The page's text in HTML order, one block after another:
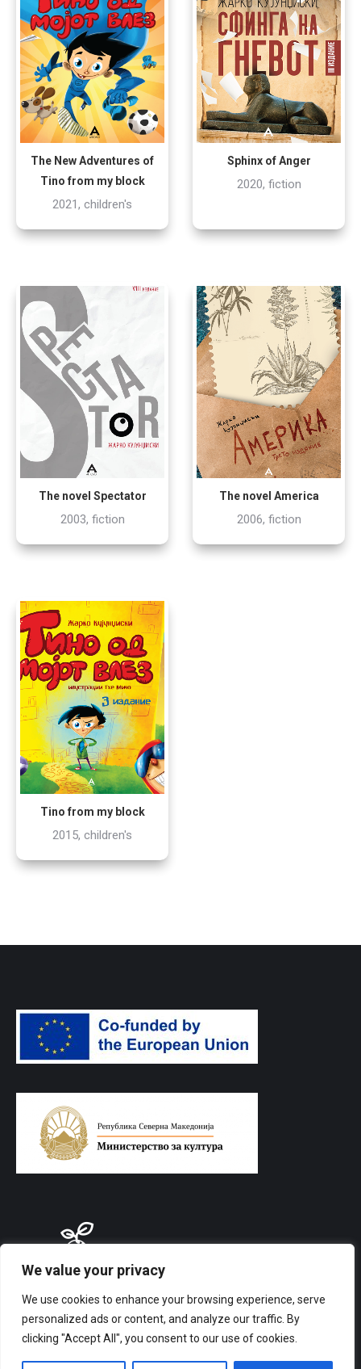
We value your privacy
We use cookies to enhance your browsing experience, serve
personalized ads or content, and analyze our traffic. By
clicking "Accept All", you consent to our use of cookies.
The New Adventures of
Tino from my block
2021, children's
Sphinx of Anger
2020, fiction
The novel Spectator
2003, fiction
The novel America
2006, fiction
Tino from my block
2015, children's